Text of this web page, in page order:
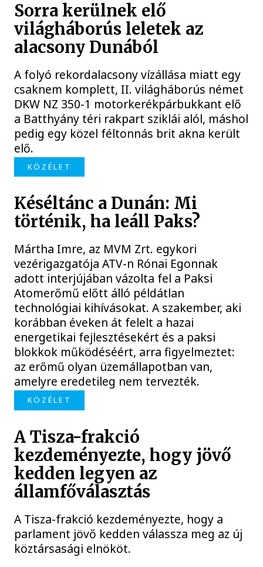
Sorra kerülnek elő
világháborús leletek az
alacsony Dunából
A folyó rekordalacsony vízállása miatt egy
csaknem komplett, II. világháborús német
DKW NZ 350-1 motorkerékpárbukkant elő
a Batthyány téri rakpart sziklái alól, máshol
pedig egy közel féltonnás brit akna került
elő.
KÖZÉLET
Késéltánc a Dunán: Mi
történik, ha leáll Paks?
Mártha Imre, az MVM Zrt. egykori
vezérigazgatója ATV-n Rónai Egonnak
adott interjújában vázolta fel a Paksi
Atomerőmű előtt álló példátlan
technológiai kihívásokat. A szakember, aki
korábban éveken át felelt a hazai
energetikai fejlesztésekért és a paksi
blokkok működéséért, arra figyelmeztet:
az erőmű olyan üzemállapotban van,
amelyre eredetileg nem tervezték.
KÖZÉLET
A Tisza-frakció
kezdeményezte, hogy jövő
kedden legyen az
államfőválasztás
A Tisza-frakció kezdeményezte, hogy a
parlament jövő kedden válassza meg az új
köztársasági elnököt.